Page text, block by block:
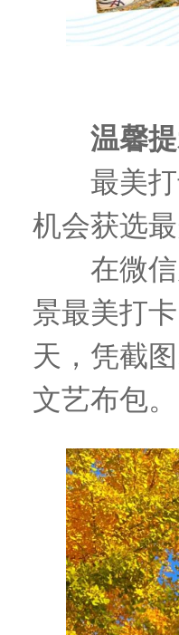
温馨
最美打
机会获选最
在微信
景最美打
天，凭截
文艺布包。